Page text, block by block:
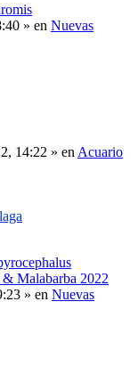
» en Nuevas
14:22 » en Acuario
Malabarba 2022
» en Nuevas